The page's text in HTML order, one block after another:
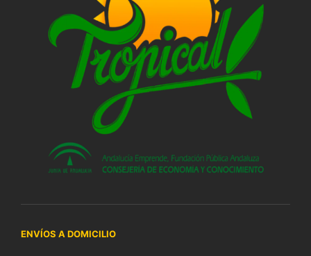
ENVÍOS A DOMICILIO